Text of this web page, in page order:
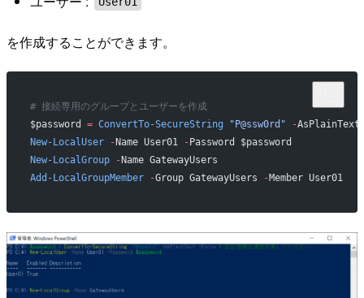
を作成することができます。
# 接続専用のグループとユーザーを作成
$password = ConvertTo-SecureString "P@ssw0rd" -
New-LocalUser - Name User01 - Password $password
New-LocalGroup - Name GatewayUsers
Add-LocalGroupMember -Group GatewayUsers -Member User01